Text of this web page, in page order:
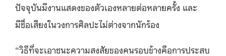
ปัจจุบันมีงานแสดงของตัวเองหลายต่อหลายครั้ง และ
มีชื่อเสียงในวงการศิลปะไม่ต่างจากนักร้อง
“วิธีที่จะเอาชนะความสงสัยของคนรอบข้างคือการประสบ